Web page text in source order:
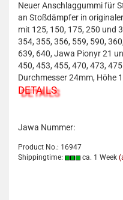
Neuer Anschlaggummi für
an Stoßdämpfer in
mit 125, 150, 175, 250 und
354, 355, 356, 559, 590,
639, 640, Jawa Pionyr 21
450, 453, 455, 470, 473,
Durchmesser 24mm, Höhe
DETAILS
Jawa Nummer:
Product No.: 16947
Shippingtime:
ca. 1 Week